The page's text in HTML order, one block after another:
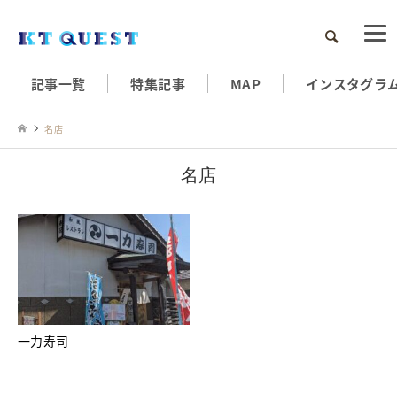
検索
記事一覧 特集記事 MAP インスタグラ
名店
名店
一力寿司